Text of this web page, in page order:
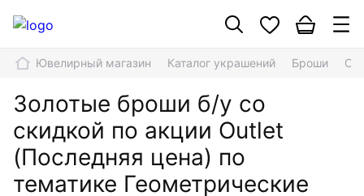
Ювелирный магазин Каталог украшений Броши
Золотые броши б/у со
скидкой по акции Outlet
(Последняя цена) по
тематике Геометрические